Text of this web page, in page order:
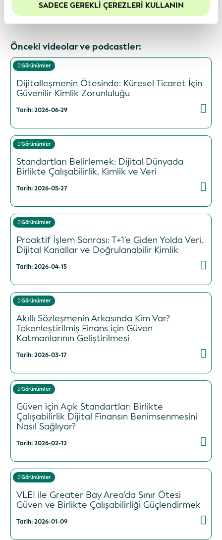
SADECE GEREKLI ÇEREZLERI KULLANIN
Önceki videolar ve podcastler:
Görünümler
Dijitalleşmenin Ötesinde: Küresel Ticaret İçin
Güvenilir Kimlik Zorunluluğu
Tarih: 2026-06-29
Görünümler
Standartları Belirlemek: Dijital Dünyada
Birlikte Çalışabilirlik, Kimlik ve Veri
Tarih: 2026-05-27
Görünümler
Proaktif İşlem Sonrası: T+1'e Giden Yolda Veri,
Dijital Kanallar ve Doğrulanabilir Kimlik
Tarih: 2026-04-15
Görünümler
Akıllı Sözleşmenin Arkasında Kim Var?
Tokenleştirilmiş Finans için Güven
Katmanlarının Geliştirilmesi
Tarih: 2026-03-17
Görünümler
Güven için Açık Standartlar: Birlikte
Çalışabilirlik Dijital Finansın Benimsenmesini
Nasıl Sağlıyor?
Tarih: 2026-02-12
Görünümler
VLEI ile Greater Bay Area'da Sınır Ötesi
Güven ve Birlikte Çalışabilirliği Güçlendirmek
Tarih: 2026-01-09